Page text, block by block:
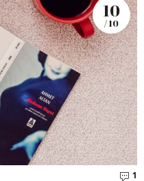
1
10
/ 10